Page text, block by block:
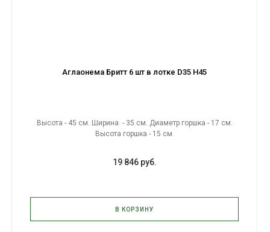
Аглаонема Бритт 6 шт в лотке D35 H45
Высота - 45 см. Ширина - 35 см. Диаметр горшка - 17 см.
Высота горшка - 15 см.
19 846 руб.
В КОРЗИНУ